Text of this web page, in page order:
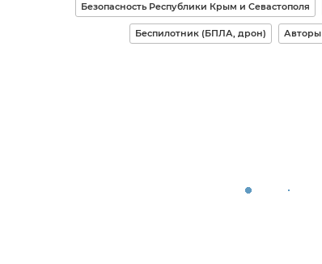
Безопасность Республики Крым и Севастополя
Беспилотник (БПЛА, дрон) Авторы